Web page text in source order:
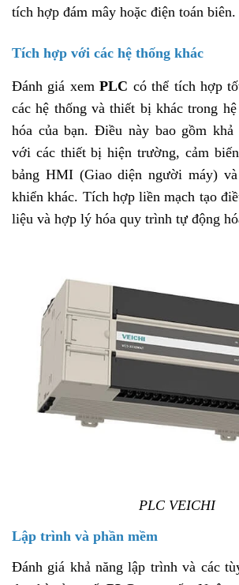
tích hợp đám mây hoặc điện toán biên.
Tích hợp với các hệ thống khác
Đánh giá xem PLC có thể tích hợp
các hệ thống và thiết bị khác trong
hóa của bạn. Điều này bao gồm khả
với các thiết bị hiện trường, cảm
bảng HMI (Giao diện người máy)
khiển khác. Tích hợp liền mạch tạo
liệu và hợp lý hóa quy trình tự động
PLC VEICHI
Lập trình và phần mềm
Đánh giá khả năng lập trình và các